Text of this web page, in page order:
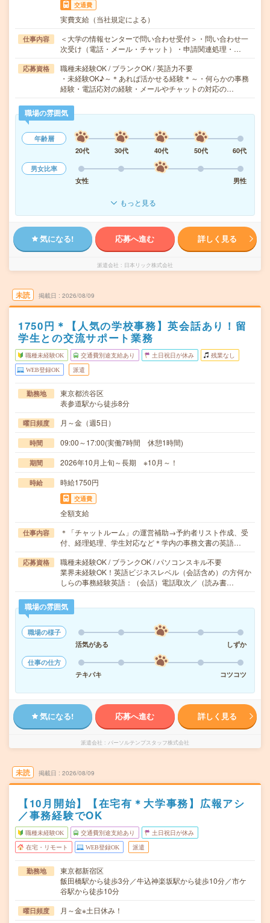
交通費
実費支給（当社規定による）
仕事内容
＜大学の情報センターで問い合わせ受付＞・問い合わせ一
次受け（電話・メール・チャット）・申請関連処理・…
応募資格
職種未経験OK / ブランクOK / 英語力不要
・未経験OK♪～＊あれば活かせる経験＊～・何らかの事務
経験・電話応対の経験・メールやチャットの対応の…
職場の雰囲気
年齢層
20代
30代 40代 50代
60代
男女比率
女性
男性
もっと見る
気になる! 応募へ進む 詳しく見る
派遣会社 日本リック株式会社
未読 掲載日 2026/08/09
1750円＊【人気の学校事務】英会話あり！留
学生との交流サポート業務
職種未経験OK 交通費別途支給あり 土日祝日が休み 残業なし
WEB登録OK 派遣
勤務地
東京都渋谷区
表参道駅から徒歩8分
曜日頻度 月～金（週5日）
時間 09:00～17:00(実働7時間 休憩1時間)
期間 2026年10月上旬～長期 ※10月～！
時給 時給1750円
交通費
全額支給
仕事内容
＊「チャットルーム」の運営補助→予約者リスト作成、受
付、経理処理、学生対応など＊学内の事務文書の英語…
応募資格
職種未経験OK / ブランクOK / パソコンスキル不要
業界未経験OK！英語ビジネスレベル（会話含め）の方何か
しらの事務経験英語：（会話）電話取次／（読み書…
職場の雰囲気
職場の様子
活気がある
しずか
仕事の仕方
テキパキ
コツコツ
気になる! 応募へ進む 詳しく見る
派遣会社 パーソルテンプスタッフ株式会社
未読 掲載日 2026/08/09
【10月開始】【在宅有＊大学事務】広報アシ
／事務経験でOK
職種未経験OK 交通費別途支給あり 土日祝日が休み
在宅・リモート WEB登録OK 派遣
勤務地
東京都新宿区
飯田橋駅から徒歩3分／牛込神楽坂駅から徒歩10分／市ケ
谷駅から徒歩10分
曜日頻度 月～金※土日休み！